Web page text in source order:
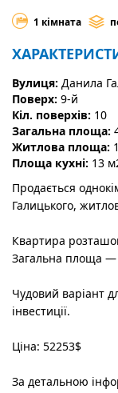
1 кімната
Вулиця: Данила
Поверх: 9-й
Кіл. поверхів: 10
Загальна площа:
Житлова площа:
Площа кухні: 13
Продається
Галицького,
Квартира
Загальна площа —
Чудовий варіант
інвестиції.
Ціна: 52253$
За детальною